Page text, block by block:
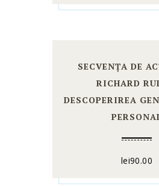
SECVENȚA DE
RICHARD
DESCOPERIREA
lei90.00